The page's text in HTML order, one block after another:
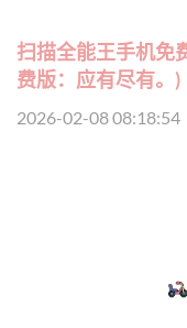
扫描全能王手机免
费版：应有尽有。)
2026-02-08 08:18:54